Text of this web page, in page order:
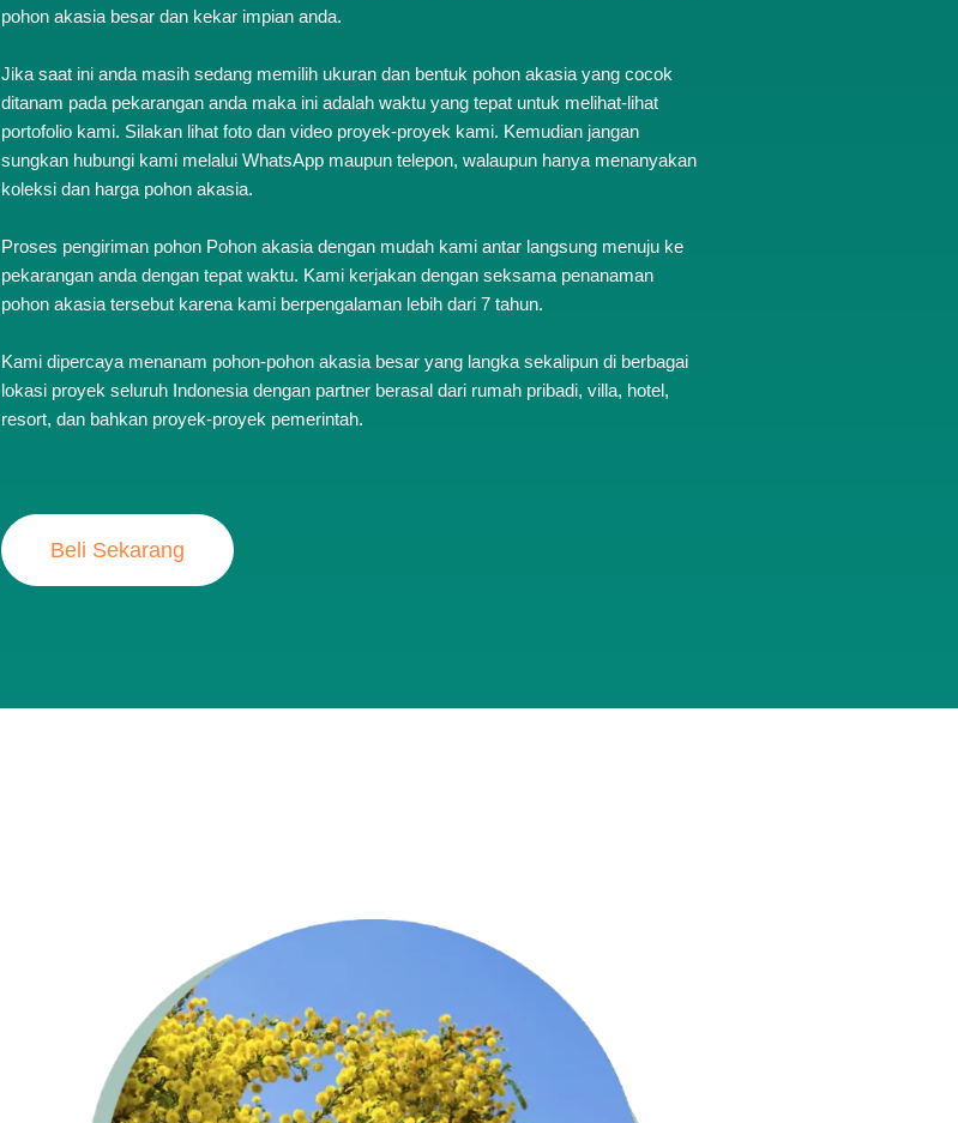
pohon akasia besar dan kekar impian anda.
Jika saat ini anda masih sedang memilih ukuran dan bentuk pohon akasia yang cocok
ditanam pada pekarangan anda maka ini adalah waktu yang tepat untuk melihat-lihat
portofolio kami. Silakan lihat foto dan video proyek-proyek kami. Kemudian jangan
sungkan hubungi kami melalui WhatsApp maupun telepon, walaupun hanya menanyakan
koleksi dan harga pohon akasia.
Proses pengiriman pohon Pohon akasia dengan mudah kami antar langsung menuju ke
pekarangan anda dengan tepat waktu. Kami kerjakan dengan seksama penanaman
pohon akasia tersebut karena kami berpengalaman lebih dari 7 tahun.
Kami dipercaya menanam pohon-pohon akasia besar yang langka sekalipun di berbagai
lokasi proyek seluruh Indonesia dengan partner berasal dari rumah pribadi, villa, hotel,
resort, dan bahkan proyek-proyek pemerintah.
Beli Sekarang